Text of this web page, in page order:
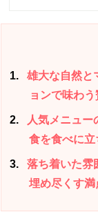
1
雄大な自然と
ョンで味わ
2
人気メニュー
食を食べに立
3
落ち着いた雰
埋め尽くす